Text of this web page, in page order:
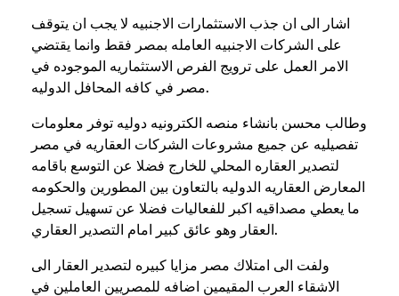
اشار الى ان جذب الاستثمارات الاجنبيه لا يجب ان يتوقف
على الشركات الاجنبيه العامله بمصر فقط وانما يقتضي
الامر العمل على ترويج الفرص الاستثماريه الموجوده في
مصر في كافه المحافل الدوليه.
وطالب محسن بانشاء منصه الكترونيه دوليه توفر معلومات
تفصيليه عن جميع مشروعات الشركات العقاريه في مصر
لتصدير العقاره المحلي للخارج فضلا عن التوسع باقامه
المعارض العقاريه الدوليه بالتعاون بين المطورين والحكومه
ما يعطي مصداقيه اكبر للفعاليات فضلا عن تسهيل تسجيل
العقار وهو عائق كبير امام التصدير العقاري.
ولفت الى امتلاك مصر مزايا كبيره لتصدير العقار الى
الاشقاء العرب المقيمين اضافه للمصريين العاملين في